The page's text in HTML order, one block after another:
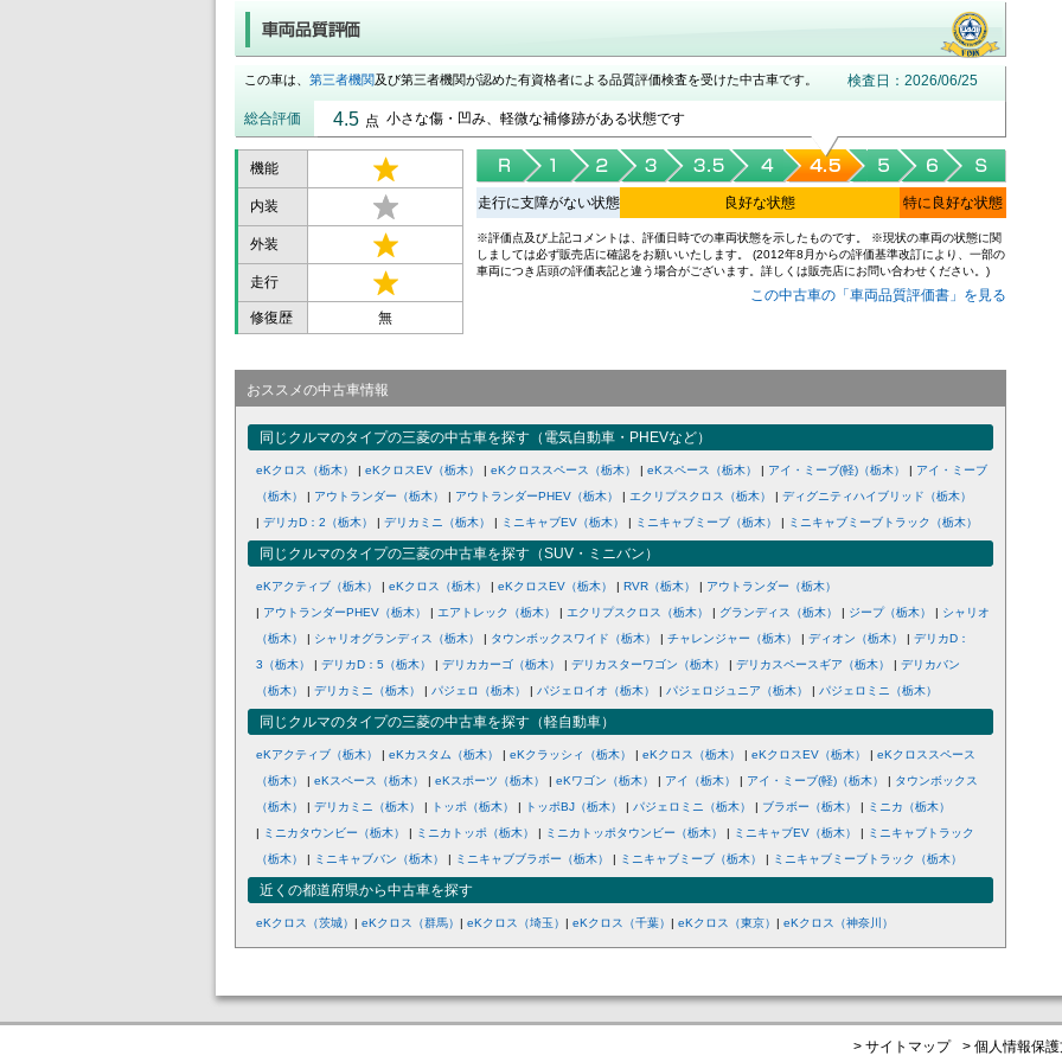
検査日：2026/06/25
この車は、 第三者機関及び第三者機関が認めた有資格者による品質評価検査を受けた中古車です。
総合評価 4.5 点 小さな傷・凹み、軽微な補修跡がある状態です
機能
内装
外装
走行
修復歴 無
走行に支障がない状態 良好な状態 特に良好な状態
※評価点及び上記コメントは、評価日時での車両状態を示したものです。 ※現状の車両の状態に関
しましては必ず販売店に確認をお願いいたします。 (2012年8月からの評価基準改訂により、一部の
車両につき店頭の評価表記と違う場合がございます。詳しくは販売店にお問い合わせください。)
この中古車の「車両品質評価書」を見る
おススメの中古車情報
同じクルマのタイプの三菱の中古車を探す（電気自動車・PHEVなど）
eKクロス（栃木） | eKクロスEV（栃木） | eKクロススペース（栃木） | eKスペース（栃木） | アイ・ミーブ(軽)（栃木） | アイ・ミーブ
（栃木）
| アウトランダー（栃木） | アウトランダーPHEV（栃木） | エクリプスクロス（栃木） | ディグニティハイブリッド（栃木）
| デリカD：2（栃木） | デリカミニ（栃木） | ミニキャブEV（栃木） | ミニキャブミーブ（栃木） | ミニキャブミーブトラック（栃木）
同じクルマのタイプの三菱の中古車を探す（SUV・ミニバン）
eKアクティブ（栃木） | eKクロス（栃木） | eKクロスEV（栃木） | RVR（栃木） | アウトランダー（栃木）
| アウトランダーPHEV（栃木） | エアトレック（栃木） | エクリプスクロス（栃木） | グランディス（栃木） | ジープ（栃木） | シャリオ
（栃木）
| シャリオグランディス（栃木） | タウンボックスワイド（栃木） | チャレンジャー（栃木） | ディオン（栃木） | デリカD：
3（栃木）
| デリカD：5（栃木） | デリカカーゴ（栃木） | デリカスターワゴン（栃木） | デリカスペースギア（栃木） | デリカバン
（栃木）
| デリカミニ（栃木） | パジェロ（栃木） | パジェロイオ（栃木） | パジェロジュニア（栃木） | パジェロミニ（栃木）
同じクルマのタイプの三菱の中古車を探す（軽自動車）
eKアクティブ（栃木） | eKカスタム（栃木） | eKクラッシィ（栃木） | eKクロス（栃木） | eKクロスEV（栃木） | eKクロススペース
（栃木）
| eKスペース（栃木） | eKスポーツ（栃木） | eKワゴン（栃木） | アイ（栃木） | アイ・ミーブ(軽)（栃木） | タウンボックス
（栃木）
| デリカミニ（栃木） | トッポ（栃木） | トッポBJ（栃木） | パジェロミニ（栃木） | ブラボー（栃木） | ミニカ（栃木）
| ミニカタウンビー（栃木） | ミニカトッポ（栃木） | ミニカトッポタウンビー（栃木） | ミニキャブEV（栃木） | ミニキャブトラック
（栃木）
| ミニキャブバン（栃木） | ミニキャブブラボー（栃木） | ミニキャブミーブ（栃木） | ミニキャブミーブトラック（栃木）
近くの都道府県から中古車を探す
eKクロス（茨城） | eKクロス（群馬） | eKクロス（埼玉） | eKクロス（千葉） | eKクロス（東京） | eKクロス（神奈川）
> サイトマップ > 個人情報保